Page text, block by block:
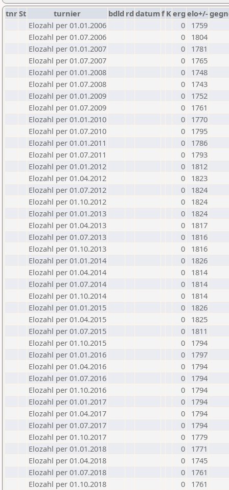
tnrSt turnier bdld rd datumf Kerg elo+/-
Elozahl per 01.01.2006
0
1759
Elozahl per 01.07.2006
0
1804
Elozahl per 01.01.2007
0
1781
Elozahl per 01.07.2007
0
1765
Elozahl per 01.01.2008
0
1748
Elozahl per 01.07.2008
0
1743
Elozahl per 01.01.2009
0
1752
Elozahl per 01.07.2009
0
1761
Elozahl per 01.01.2010
0
1770
Elozahl per 01.07.2010
0
1795
Elozahl per 01.01.2011
0
1786
Elozahl per 01.07.2011
0
1793
Elozahl per 01.01.2012
0
1812
Elozahl per 01.04.2012
0
1823
Elozahl per 01.07.2012
0
1824
Elozahl per 01.10.2012
0
1824
Elozahl per 01.01.2013
0
1824
Elozahl per 01.04.2013
0
1817
Elozahl per 01.07.2013
0
1816
Elozahl per 01.10.2013
0
1816
Elozahl per 01.01.2014
0
1826
Elozahl per 01.04.2014
0
1814
Elozahl per 01.07.2014
0
1814
Elozahl per 01.10.2014
0
1814
Elozahl per 01.01.2015
0
1826
Elozahl per 01.04.2015
0
1825
Elozahl per 01.07.2015
0
1811
Elozahl per 01.10.2015
0
1794
Elozahl per 01.01.2016
0
1797
Elozahl per 01.04.2016
0
1794
Elozahl per 01.07.2016
0
1794
Elozahl per 01.10.2016
0
1794
Elozahl per 01.01.2017
0
1794
Elozahl per 01.04.2017
0
1794
Elozahl per 01.07.2017
0
1794
Elozahl per 01.10.2017
0
1779
Elozahl per 01.01.2018
0
1771
Elozahl per 01.04.2018
0
1745
Elozahl per 01.07.2018
0
1761
Elozahl per 01.10.2018
0
1761